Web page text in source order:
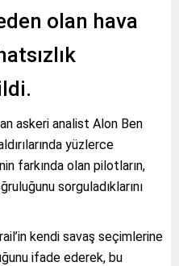
olan hava
askeri analist Alon Ben
yüzlerce
farkında olan pilotların,
sorguladıklarını
kendi savaş seçimlerine
ifade ederek, bu